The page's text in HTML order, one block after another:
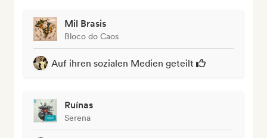
Mil Brasis
Bloco do Caos
Auf ihren sozialen Medien geteilt
Ruínas
Serena